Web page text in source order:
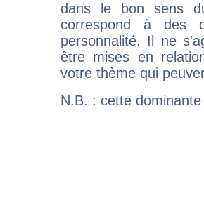
dans le bon sens
correspond à des
personnalité. Il ne
être mises en
votre thème qui
N.B. : cette